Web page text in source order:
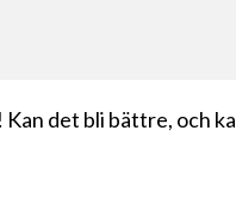
det bli bättre, och